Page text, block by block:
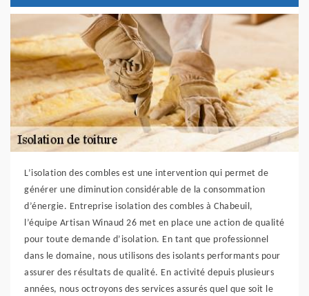
L’isolation des combles est une intervention qui permet de
générer une diminution considérable de la consommation
d’énergie. Entreprise isolation des combles à Chabeuil,
l’équipe Artisan Winaud 26 met en place une action de qualité
pour toute demande d’isolation. En tant que professionnel
dans le domaine, nous utilisons des isolants performants pour
assurer des résultats de qualité. En activité depuis plusieurs
années, nous octroyons des services assurés quel que soit le